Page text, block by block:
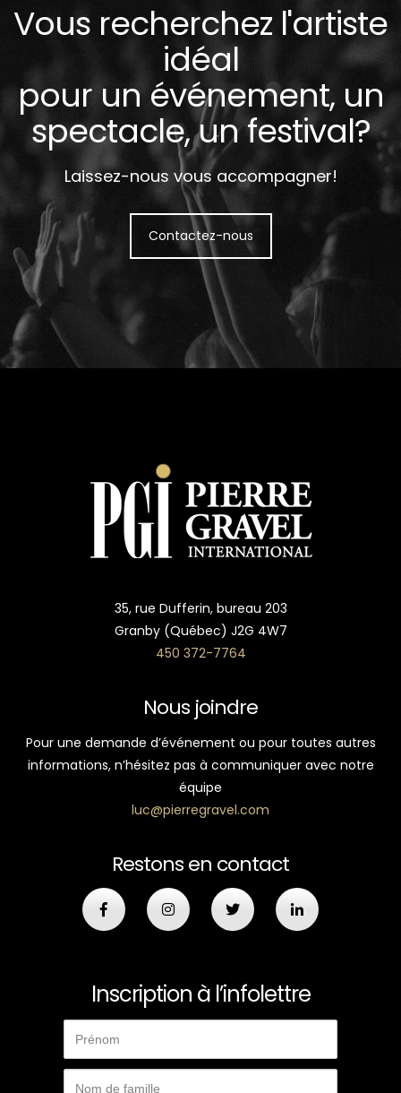
Vous recherchez l'artiste
idéal
pour un événement, un
spectacle, un festival?
Laissez-nous vous accompagner!
Contactez-nous
35, rue Dufferin, bureau 203
Granby (Québec) J2G 4W7
450 372-7764
Nous joindre
Pour une demande d’événement ou pour toutes autres
informations, n’hésitez pas à communiquer avec notre
équipe
luc@pierregravel.com
Restons en contact
Inscription à l’infolettre